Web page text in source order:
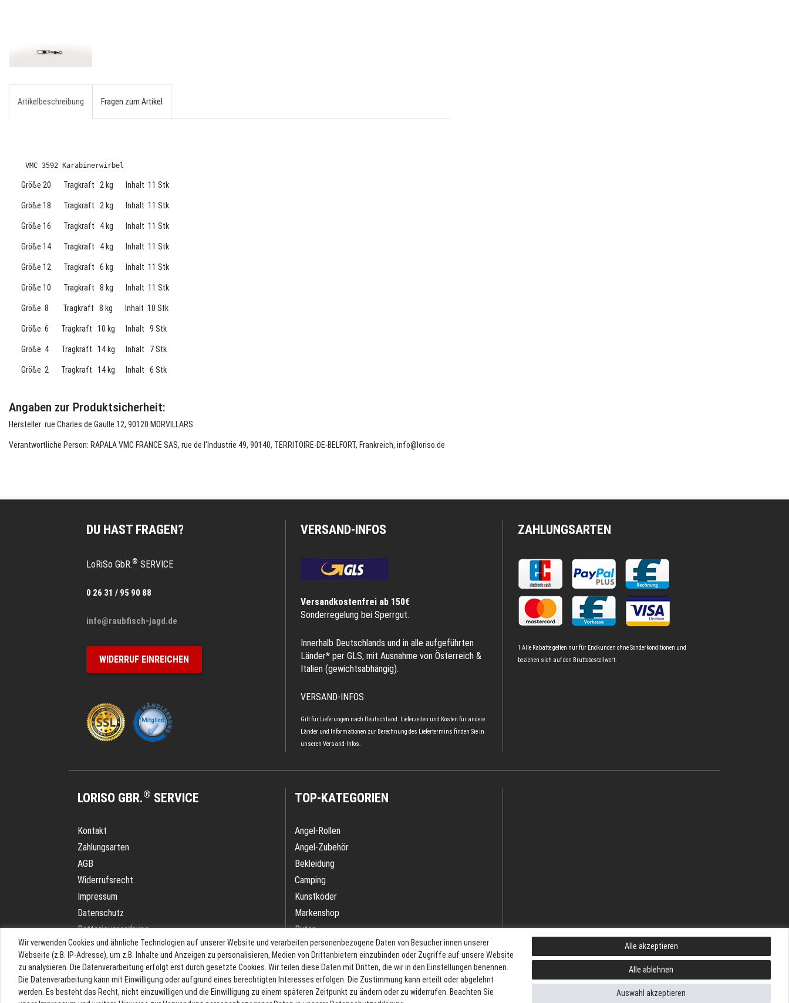
Artikelbeschreibung Fragen zum Artikel
VMC 3592 Karabinerwirbel
Größe 20 Tragkraft 2 kg Inhalt 11 Stk
Größe 18 Tragkraft 2 kg Inhalt 11 Stk
Größe 16 Tragkraft 4 kg Inhalt 11 Stk
Größe 14 Tragkraft 4 kg Inhalt 11 Stk
Größe 12 Tragkraft 6 kg Inhalt 11 Stk
Größe 10 Tragkraft 8 kg Inhalt 11 Stk
Größe 8 Tragkraft 8 kg Inhalt 10 Stk
Größe 6 Tragkraft 10 kg Inhalt 9 Stk
Größe 4 Tragkraft 14 kg Inhalt 7 Stk
Größe 2 Tragkraft 14 kg Inhalt 6 Stk
Angaben zur Produktsicherheit:
Hersteller: rue Charles de Gaulle 12, 90120 MORVILLARS
Verantwortliche Person: RAPALA VMC FRANCE SAS, rue de l’Industrie 49, 90140, TERRITOIRE-DE-BELFORT, Frankreich, info@loriso.de
DU HAST FRAGEN?
LoRiSo GbR.® SERVICE
0 26 31 / 95 90 88
info@raubfisch-jagd.de
WIDERRUF EINREICHEN
VERSAND-INFOS
Versandkostenfrei ab 150€
Sonderregelung bei Sperrgut.
Innerhalb Deutschlands und in alle aufgeführten
Länder* per GLS, mit Ausnahme von Österreich &
Italien (gewichtsabhängig).
VERSAND-INFOS
Gilt für Lieferungen nach Deutschland. Lieferzeiten und Kosten für andere
Länder und Informationen zur Berechnung des Liefertermins finden Sie in
unseren Versand-Infos
ZAHLUNGSARTEN
1 Alle Rabatte gelten nur für Endkunden ohne Sonderkonditionen und
beziehen sich auf den Bruttobestellwert.
LORISO GBR.® SERVICE
Kontakt
Zahlungsarten
AGB
Widerrufsrecht
Impressum
Datenschutz
Batterieverordnung
Versand
Blog
TOP-KATEGORIEN
Angel-Rollen
Angel-Zubehör
Bekleidung
Camping
Kunstköder
Markenshop
Ruten
Ruten + Rolle + Schnur
Zielfischprogramme
Wir verwenden Cookies und ähnliche Technologien auf unserer Website und verarbeiten personenbezogene Daten von Besucher:innen unserer
Webseite (z.B. IP-Adresse), um z.B. Inhalte und Anzeigen zu personalisieren, Medien von Drittanbietern einzubinden oder Zugriffe auf unsere Website
zu analysieren. Die Datenverarbeitung erfolgt erst durch gesetzte Cookies. Wir teilen diese Daten mit Dritten, die wir in den Einstellungen benennen.
Die Datenverarbeitung kann mit Einwilligung oder aufgrund eines berechtigten Interesses erfolgen. Die Zustimmung kann erteilt oder abgelehnt
werden. Es besteht das Recht, nicht einzuwilligen und die Einwilligung zu einem späteren Zeitpunkt zu ändern oder zu widerrufen. Beachten Sie
Alle akzeptieren
Alle ablehnen
Auswahl akzeptieren